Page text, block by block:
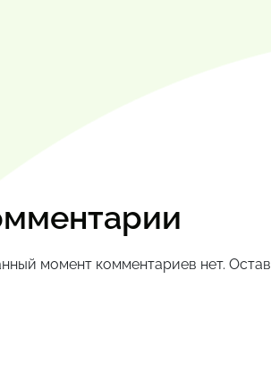
момент комментариев нет.